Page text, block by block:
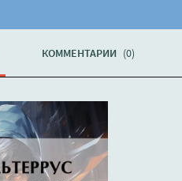
КОММЕНТАРИИ (0)